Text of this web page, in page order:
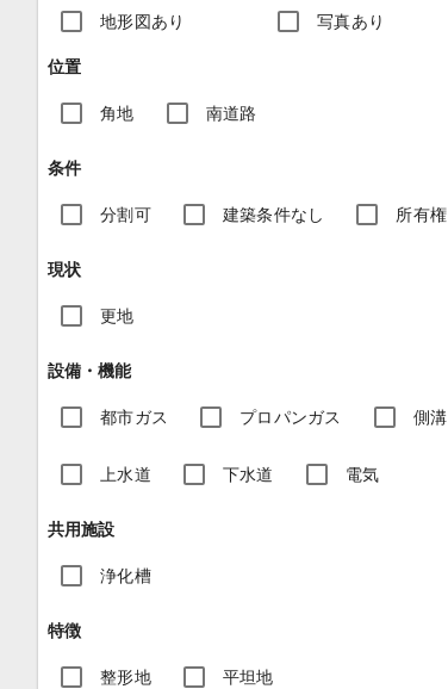
地形図あり 写真あり
位置
角地 南道路
条件
分割可 建築条件なし 所有権
現状
更地
設備・機能
都市ガス プロパンガス 側溝
上水道 下水道 電気
共用施設
浄化槽
特徴
整形地 平坦地